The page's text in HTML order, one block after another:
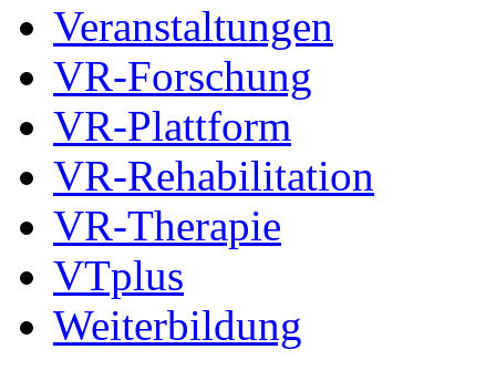
Veranstaltungen
VR-Forschung
VR-Plattform
VR-Rehabilitation
VR-Therapie
VTplus
Weiterbildung